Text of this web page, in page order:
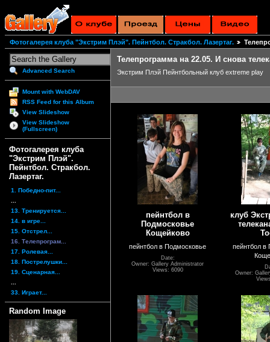
Фотогалерея клуба "Экстрим Плэй". Пейнтбол. Стракбол. Лазертаг.
Advanced Search
Mount with WebDAV
RSS Feed for this Album
View Slideshow
View Slideshow
(Fullscreen)
Фотогалерея клуба
"Экстрим Плэй".
Пейнтбол. Стракбол.
Лазертаг.
1. Победно-пит...
13. Тренируется...
14. в игре...
15. Отстрел...
16. Телепрограм...
17. Ролевая...
18. Пострелушки...
19. Сценарная...
33. Играет...
Random Image
Телепрограмма на 22.05. И снова
Экстрим Плэй Пейнтбольный клуб extreme play
пейнтбол в
Подмосковье
Кощейково
пейнтбол в Подмосковье
Date:
Owner: Gallery Administrator
Views: 6090
клуб
пейнтбол в
Owner: